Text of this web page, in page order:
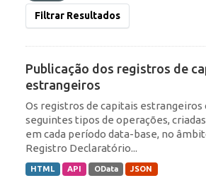
Filtrar Resultados
Publicação dos registros de
estrangeiros
Os registros de capitais
seguintes tipos de operações,
em cada período data-base, no
Registro Declaratório...
HTML API OData JSON